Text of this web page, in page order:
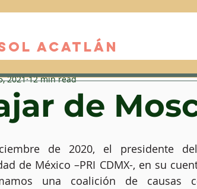
ACATLáN
de
2021 12 min read
de 2020, el presidente del
de México –PRI CDMX-, en su
una coalición de causas